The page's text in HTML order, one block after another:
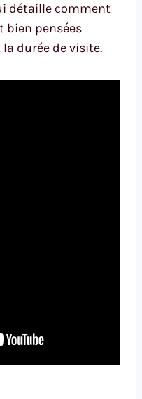
détaille comment
bien pensées
durée de visite.